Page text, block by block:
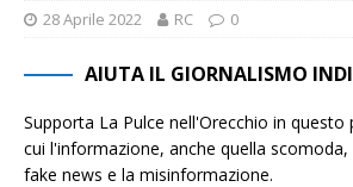
28 Aprile 2022 RC 0
AIUTA IL GIORNALISMO
Supporta La Pulce nell'Orecchio in questo
cui l'informazione, anche quella
fake news e la misinformazione.